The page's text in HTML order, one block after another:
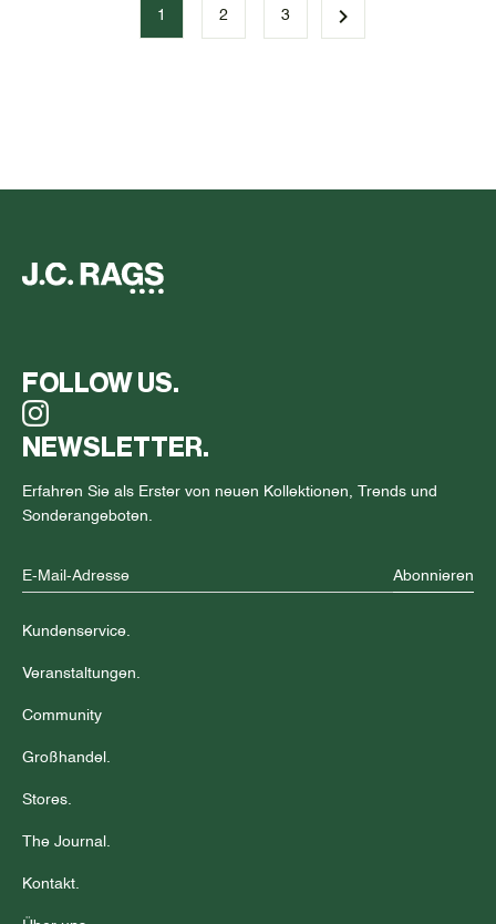
1 2 3
FOLLOW US.
NEWSLETTER.
Erfahren Sie als Erster von neuen Kollektionen, Trends und
Sonderangeboten.
Abonnieren
Kundenservice.
Veranstaltungen.
Community
Großhandel.
Stores.
The Journal.
Kontakt.